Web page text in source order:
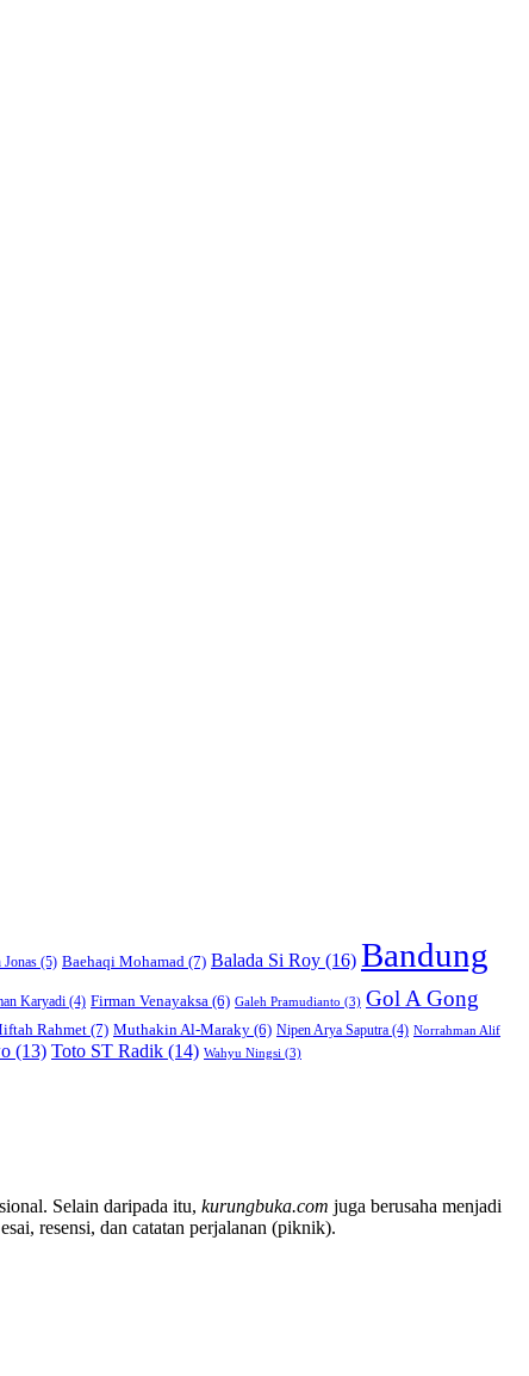
(5) Baehaqi Mohamad (7) Balada Si Roy (16) Bandung
Karyadi (4) Firman Venayaksa (6) Galeh Pramudianto (3) Gol A Gong
Rahmet (7) Muthakin Al-Maraky (6) Nipen Arya Saputra (4) Norrahman Alif
(13) Toto ST Radik (14) Wahyu Ningsi (3)
Selain daripada itu, kurungbuka.com juga berusaha menjadi
resensi, dan catatan perjalanan (piknik).